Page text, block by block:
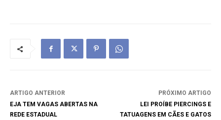
ARTIGO ANTERIOR
EJA TEM VAGAS ABERTAS NA
REDE ESTADUAL
PRÓXIMO ARTIGO
LEI PROÍBE PIERCINGS E
TATUAGENS EM CÃES E GATOS